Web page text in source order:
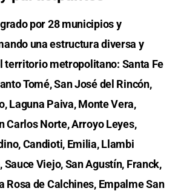
por 28 municipios y
una estructura diversa y
territorio metropolitano: Santa Fe
Tomé, San José del Rincón,
Laguna Paiva, Monte Vera,
Carlos Norte, Arroyo Leyes,
Candioti, Emilia, Llambi
Viejo, San Agustín, Franck,
Rosa de Calchines, Empalme San